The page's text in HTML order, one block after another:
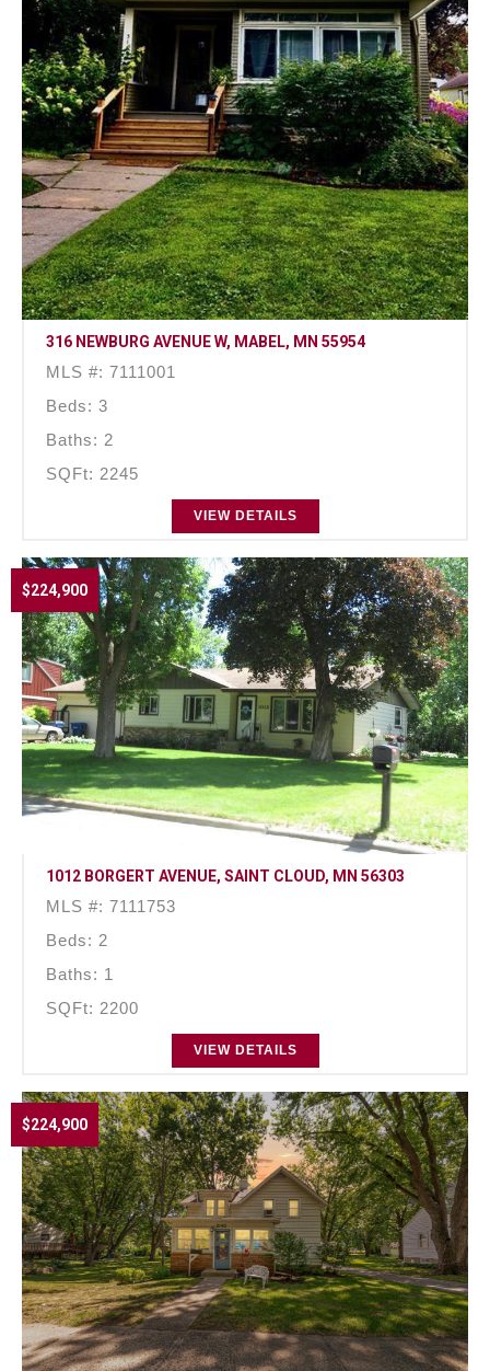
316 NEWBURG AVENUE W, MABEL, MN 55954
MLS #: 7111001
Beds: 3
Baths: 2
SQFt: 2245
VIEW DETAILS
$224,900
1012 BORGERT AVENUE, SAINT CLOUD, MN 56303
MLS #: 7111753
Beds: 2
Baths: 1
SQFt: 2200
VIEW DETAILS
$224,900